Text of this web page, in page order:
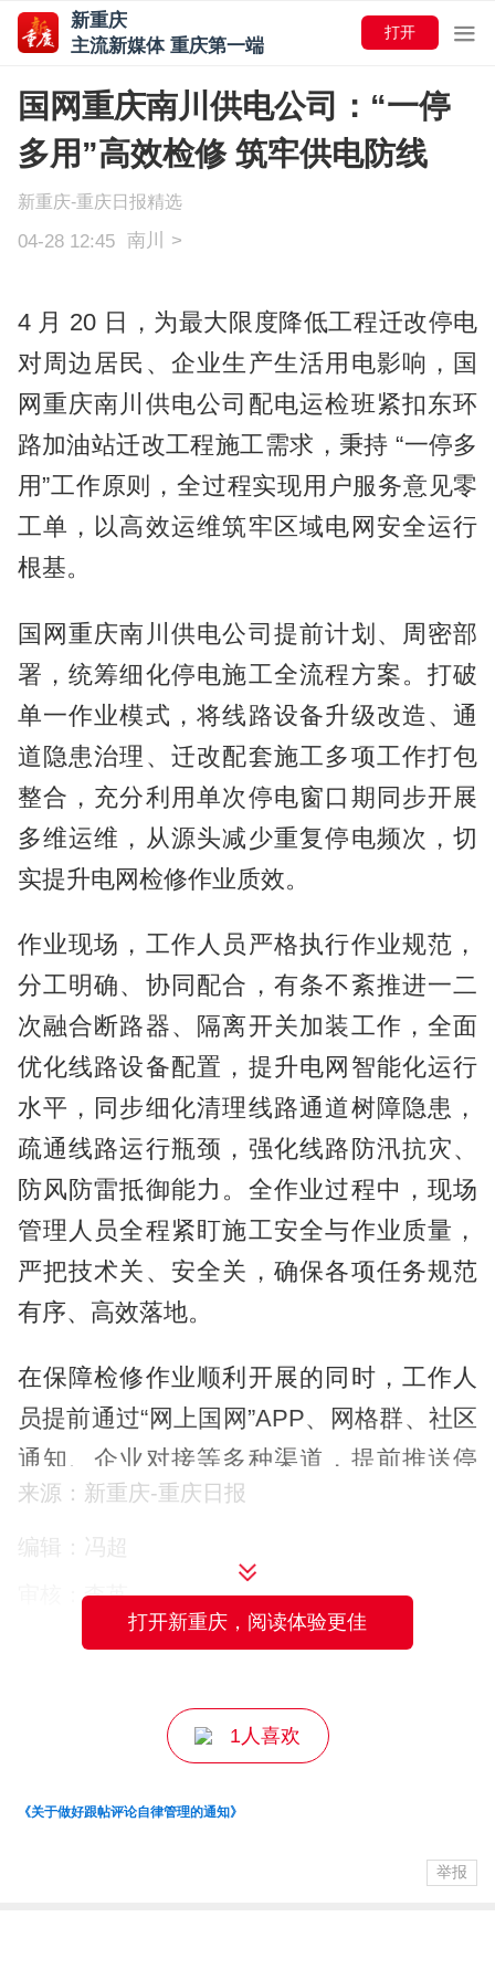
新重庆
主流新媒体 重庆第一端
打开
国网重庆南川供电公司：“一停
多用”高效检修 筑牢供电防线
新重庆-重庆日报精选
04-28 12:45 南川 >
4 月 20 日，为最大限度降低工程迁改停电
对周边居民、企业生产生活用电影响，国
网重庆南川供电公司配电运检班紧扣东环
路加油站迁改工程施工需求，秉持 “一停多
用”工作原则，全过程实现用户服务意见零
工单，以高效运维筑牢区域电网安全运行
根基。
国网重庆南川供电公司提前计划、周密部
署，统筹细化停电施工全流程方案。打破
单一作业模式，将线路设备升级改造、通
道隐患治理、迁改配套施工多项工作打包
整合，充分利用单次停电窗口期同步开展
多维运维，从源头减少重复停电频次，切
实提升电网检修作业质效。
作业现场，工作人员严格执行作业规范，
分工明确、协同配合，有条不紊推进一二
次融合断路器、隔离开关加装工作，全面
优化线路设备配置，提升电网智能化运行
水平，同步细化清理线路通道树障隐患，
疏通线路运行瓶颈，强化线路防汛抗灾、
防风防雷抵御能力。全作业过程中，现场
管理人员全程紧盯施工安全与作业质量，
严把技术关、安全关，确保各项任务规范
有序、高效落地。
在保障检修作业顺利开展的同时，工作人
员提前通过“网上国网”APP、网格群、社区
通知、企业对接等多种渠道，提前推送停
电时间、作业范围、复电计划，耐心解答
群众用电疑问，做好全周期便民告知服
务，提前打消用户用电顾虑，贴心暖心的
供电服务收获群众广泛认可。
化“一停多用” 作业模式，不断优化电网检修
方案，统筹电网建设、设备守护、便民服
务各项工作，以可靠电力、暖心服务守护
来源：新重庆-重庆日报
编辑：冯超
审核：李苒
主编：王萃
打开新重庆，阅读体验更佳
1人喜欢
《关于做好跟帖评论自律管理的通知》
举报